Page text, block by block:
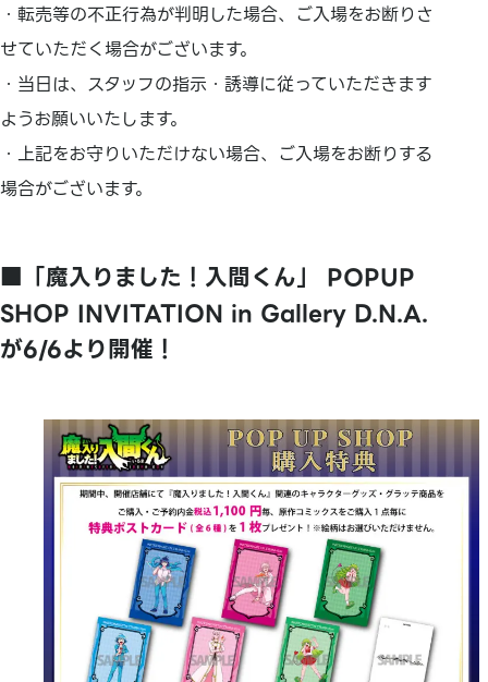
・転売等の不正行為が判明した場合、ご入場をお断りさ
せていただく場合がございます。
・当日は、スタッフの指示・誘導に従っていただきます
ようお願いいたします。
・上記をお守りいただけない場合、ご入場をお断りする
場合がございます。
■「魔入りました！入間くん」 POPUP
SHOP INVITATION in Gallery D.N.A.
が6/6より開催！